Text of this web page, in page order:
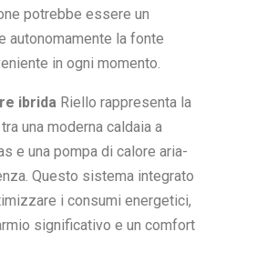
potrebbe essere un
autonomamente la fonte
in ogni momento.
ibrida Riello rappresenta la
una moderna caldaia a
e una pompa di calore aria-
Questo sistema integrato
i consumi energetici,
significativo e un comfort